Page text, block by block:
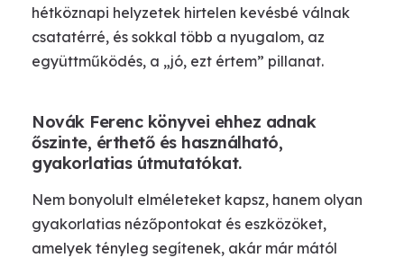
hétköznapi helyzetek hirtelen kevésbé válnak
csatatérré, és sokkal több a nyugalom, az
együttműködés, a „jó, ezt értem” pillanat.
Novák Ferenc könyvei ehhez adnak
őszinte, érthető és használható,
gyakorlatias útmutatókat.
Nem bonyolult elméleteket kapsz, hanem olyan
gyakorlatias nézőpontokat és eszközöket,
amelyek tényleg segítenek, akár már mától